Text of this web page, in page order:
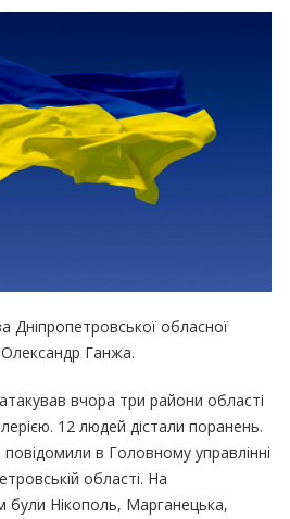
Дніпропетровської обласної
Олександр Ганжа.
вчора три райони області
12 людей дістали поранень.
в Головному управлінні
області. На
були Нікополь, Марганецька,